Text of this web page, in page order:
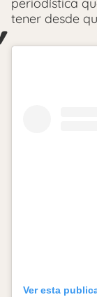
periodística
tener desde
Ver esta